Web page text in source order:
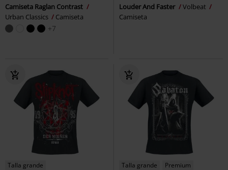
Camiseta Raglan Contrast
Urban Classics
Camiseta
+7
Louder And Faster
Volbeat
Camiseta
Talla grande
Talla grande
Premium